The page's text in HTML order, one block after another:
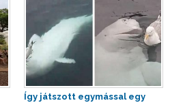
Így játszott egymással egy